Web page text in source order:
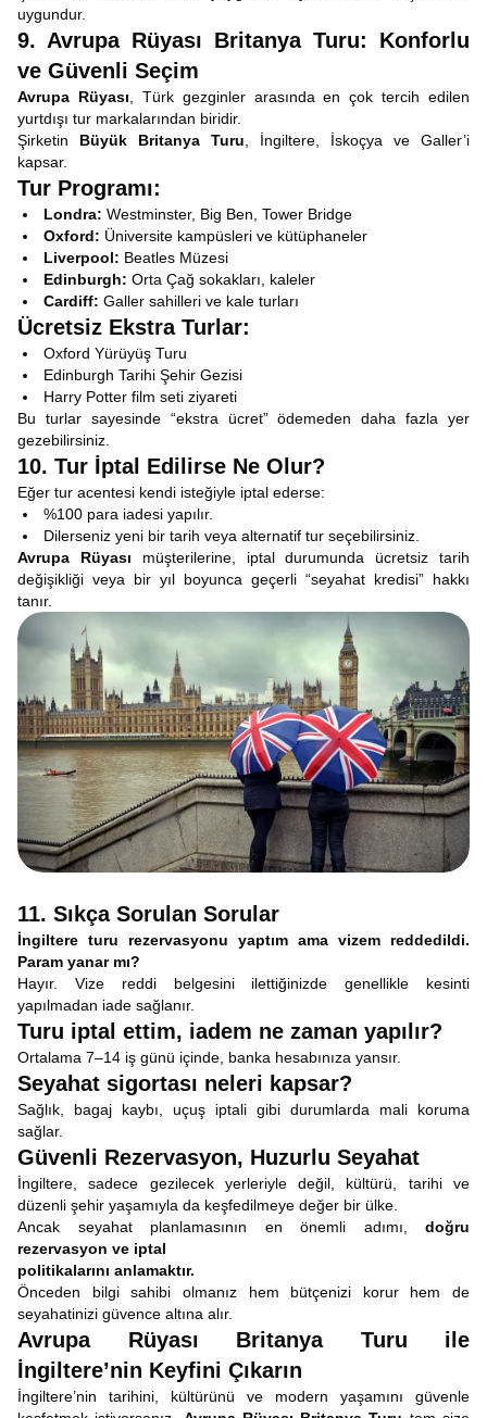
uygundur.
9. Avrupa Rüyası Britanya Turu: Konforlu
ve Güvenli Seçim
Avrupa Rüyası , Türk gezginler arasında en çok tercih edilen
yurtdışı tur markalarından biridir.
Şirketin Büyük Britanya Turu , İngiltere, İskoçya ve Galler’i
kapsar.
Tur Programı:
Londra: Westminster, Big Ben, Tower Bridge
Oxford: Üniversite kampüsleri ve kütüphaneler
Liverpool: Beatles Müzesi
Edinburgh: Orta Çağ sokakları, kaleler
Cardiff: Galler sahilleri ve kale turları
Ücretsiz Ekstra Turlar:
Oxford Yürüyüş Turu
Edinburgh Tarihi Şehir Gezisi
Harry Potter film seti ziyareti
Bu turlar sayesinde “ekstra ücret” ödemeden daha fazla yer
gezebilirsiniz.
10. Tur İptal Edilirse Ne Olur?
Eğer tur acentesi kendi isteğiyle iptal ederse:
%100 para iadesi yapılır.
Dilerseniz yeni bir tarih veya alternatif tur seçebilirsiniz.
Avrupa Rüyası müşterilerine, iptal durumunda ücretsiz tarih
değişikliği veya bir yıl boyunca geçerli “seyahat kredisi” hakkı
tanır.
11. Sıkça Sorulan Sorular
İngiltere turu rezervasyonu yaptım ama vizem reddedildi.
Param yanar mı?
Hayır. Vize reddi belgesini ilettiğinizde genellikle kesinti
yapılmadan iade sağlanır.
Turu iptal ettim, iadem ne zaman yapılır?
Ortalama 7–14 iş günü içinde, banka hesabınıza yansır.
Seyahat sigortası neleri kapsar?
Sağlık, bagaj kaybı, uçuş iptali gibi durumlarda mali koruma
sağlar.
Güvenli Rezervasyon, Huzurlu Seyahat
İngiltere, sadece gezilecek yerleriyle değil, kültürü, tarihi ve
düzenli şehir yaşamıyla da keşfedilmeye değer bir ülke.
Ancak seyahat planlamasının en önemli adımı, doğru
rezervasyon ve iptal
politikalarını anlamaktır.
Önceden bilgi sahibi olmanız hem bütçenizi korur hem de
seyahatinizi güvence altına alır.
Avrupa Rüyası Britanya Turu ile
İngiltere’nin Keyfini Çıkarın
İngiltere’nin tarihini, kültürünü ve modern yaşamını güvenle